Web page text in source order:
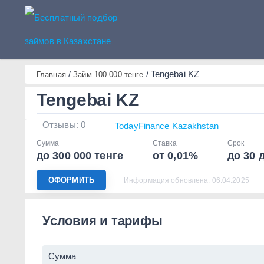
Бесплатный подбор займов
Главная/Займ 100 000 тенге / Tengebai KZ
Tengebai KZ
Отзывы: 0 TodayFinance Kazakhstan
Сумма
до 300 000 тенге
Ставка
от 0,01%
Срок
до 30
ОФОРМИТЬ Информация обновлена: 06.04.2025
Условия и тарифы
Сумма